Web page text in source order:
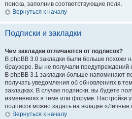
поиска, заполнив соответствующие поля.
Вернуться к началу
Подписки и закладки
Чем закладки отличаются от подписок?
В phpBB 3.0 закладки были больше похожи
браузере. Вы не получали
В phpBB 3.1 закладки больше напоминают
получать уведомления об обновлениях в
закладках. В случае подписки, вы будете
изменениях в теме или форуме. Настройки
подписок можно задать на вкладке «Личные
Вернуться к началу